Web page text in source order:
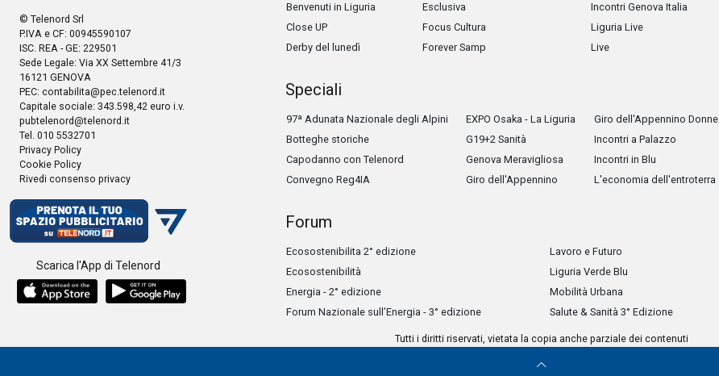
© Telenord Srl
P.IVA e CF: 00945590107
ISC. REA - GE: 229501
Sede Legale: Via XX Settembre 41/3
16121 GENOVA
PEC: contabilita@pec.telenord.it
Capitale sociale: 343.598,42 euro i.v.
pubtelenord@telenord.it
Tel. 010 5532701
Privacy Policy
Cookie Policy
Rivedi consenso privacy
Scarica l'App di Telenord
Benvenuti in Liguria
Close UP
Derby del lunedì
Esclusiva
Focus Cultura
Forever Samp
Incontri Genova Italia
Liguria Live
Live
Speciali
97ª Adunata Nazionale degli Alpini
Botteghe storiche
Capodanno con Telenord
Convegno Reg4IA
EXPO Osaka - La Liguria
G19+2 Sanità
Genova Meravigliosa
Giro dell'Appennino
Giro dell'Appennino Donne
Incontri a Palazzo
Incontri in Blu
L'economia dell'entroterra
Forum
Ecosostenibilita 2° edizione
Ecosostenibilità
Energia - 2° edizione
Forum Nazionale sull’Energia - 3° edizione
Lavoro e Futuro
Liguria Verde Blu
Mobilità Urbana
Salute & Sanità 3° Edizione
Tutti i diritti riservati, vietata la copia anche parziale dei contenuti